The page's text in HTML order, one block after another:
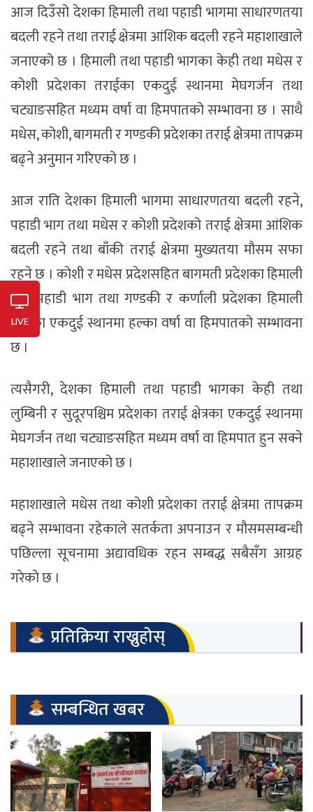
आज दिउँसो देशका हिमाली तथा पहाडी भागमा साधारणतया
बदली रहने तथा तराई क्षेत्रमा आंशिक बदली रहने महाशाखाले
जनाएको छ । हिमाली तथा पहाडी भागका केही तथा मधेस र
कोशी प्रदेशका तराईका एकदुई स्थानमा मेघगर्जन तथा
चट्याङसहित मध्यम वर्षा वा हिमपातको सम्भावना छ । साथै
मधेस, कोशी, बागमती र गण्डकी प्रदेशका तराई क्षेत्रमा तापक्रम
बढ्ने अनुमान गरिएको छ ।
आज राति देशका हिमाली भागमा साधारणतया बदली रहने,
पहाडी भाग तथा मधेस र कोशी प्रदेशको तराई क्षेत्रमा आंशिक
बदली रहने तथा बाँकी तराई क्षेत्रमा मुख्यतया मौसम सफा
रहने छ । कोशी र मधेस प्रदेशसहित बागमती प्रदेशका हिमाली
तथा पहाडी भाग तथा गण्डकी र कर्णाली प्रदेशका हिमाली
भागका एकदुई स्थानमा हल्का वर्षा वा हिमपातको सम्भावना
छ ।
त्यसैगरी, देशका हिमाली तथा पहाडी भागका केही तथा
लुम्बिनी र सुदूरपश्चिम प्रदेशका तराई क्षेत्रका एकदुई स्थानमा
मेघगर्जन तथा चट्याङसहित मध्यम वर्षा वा हिमपात हुन सक्ने
महाशाखाले जनाएको छ ।
महाशाखाले मधेस तथा कोशी प्रदेशका तराई क्षेत्रमा तापक्रम
बढ्ने सम्भावना रहेकाले सतर्कता अपनाउन र मौसमसम्बन्धी
पछिल्ला सूचनामा अद्यावधिक रहन सम्बद्ध सबैसँग आग्रह
गरेको छ ।
प्रतिक्रिया राख्नुहोस्
सम्बन्धित खबर
LIVE